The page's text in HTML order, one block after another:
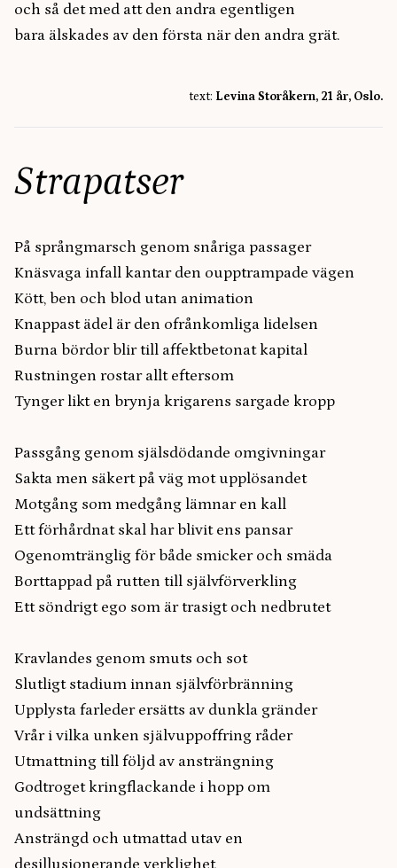
och så det med att den andra egentligen
bara älskades av den första när den andra grät.
text: Levina Storåkern, 21 år, Oslo.
Strapatser
På språngmarsch genom snåriga passager
Knäsvaga infall kantar den oupptrampade vägen
Kött, ben och blod utan animation
Knappast ädel är den ofrånkomliga lidelsen
Burna bördor blir till affektbetonat kapital
Rustningen rostar allt eftersom
Tynger likt en brynja krigarens sargade kropp
Passgång genom själsdödande omgivningar
Sakta men säkert på väg mot upplösandet
Motgång som medgång lämnar en kall
Ett förhårdnat skal har blivit ens pansar
Ogenomtränglig för både smicker och smäda
Borttappad på rutten till självförverkling
Ett söndrigt ego som är trasigt och nedbrutet
Kravlandes genom smuts och sot
Slutligt stadium innan självförbränning
Upplysta farleder ersätts av dunkla gränder
Vrår i vilka unken självuppoffring råder
Utmattning till följd av ansträngning
Godtroget kringflackande i hopp om
undsättning
Ansträngd och utmattad utav en
desillusionerande verklighet